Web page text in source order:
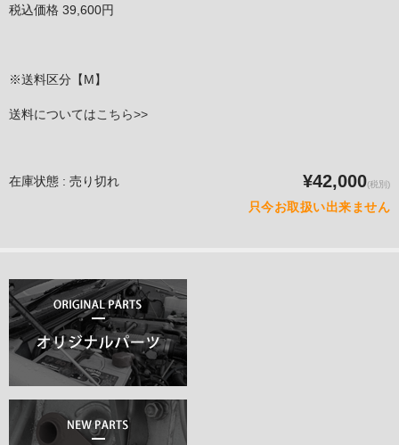
税込価格 39,600円
※送料区分【M】
送料についてはこちら>>
在庫状態 : 売り切れ ¥42,000(税別)
只今お取扱い出来ません